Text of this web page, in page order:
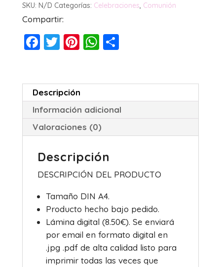
SKU: N/D Categorías: Celebraciones, Comunión
Compartir:
F
e
b
o
o
k
T
er
Pi
e
st
W
s
A
p
p
C
p
ar
tir
Descripción
Información adicional
Valoraciones (0)
Descripción
DESCRIPCIÓN DEL PRODUCTO
Tamaño DIN A4.
Producto hecho bajo pedido.
Lámina digital (8.50€). Se enviará
por email en formato digital en
.jpg .pdf de alta calidad listo para
imprimir todas las veces que